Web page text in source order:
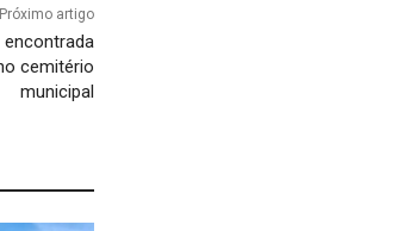
Próximo artigo
encontrada
cemitério
municipal